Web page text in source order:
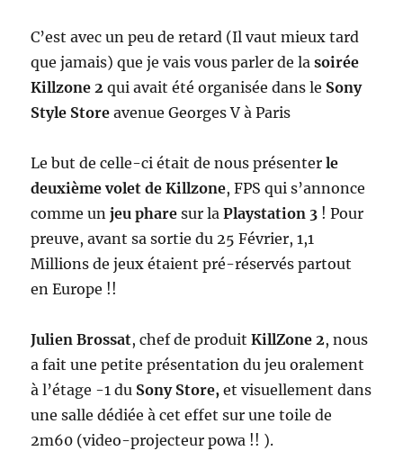
C’est avec un peu de retard (Il vaut mieux tard
que jamais) que je vais vous parler de lasoirée
Killzone 2 qui avait été organisée dans le Sony
Style Storeavenue Georges V à Paris
Le but de celle-ci était de nous présenterle
deuxième volet de Killzone, FPS qui s’annonce
comme unjeu phare sur laPlaystation 3 ! Pour
preuve, avant sa sortie du 25 Février, 1,1
Millions de jeux étaient pré-réservés partout
en Europe !!
Julien Brossat, chef de produitKillZone 2, nous
a fait une petite présentation du jeu oralement
à l’étage -1 du Sony Store, et visuellement dans
une salle dédiée à cet effet sur une toile de
2m60 (video-projecteur powa !! ).